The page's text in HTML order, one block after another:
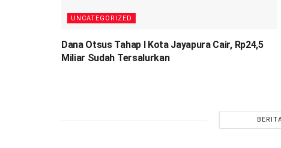
UNCATEGORIZED
Dana Otsus Tahap I Kota Jayapura Cair, Rp24,5
Miliar Sudah Tersalurkan